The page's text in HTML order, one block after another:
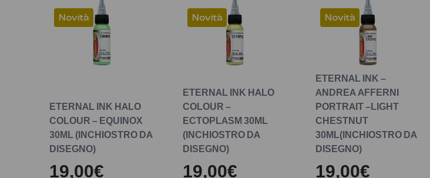
Novità
ETERNAL INK HALO
COLOUR – EQUINOX
30ML (INCHIOSTRO DA
DISEGNO)
19,00€
Novità
ETERNAL INK HALO
COLOUR –
ECTOPLASM 30ML
(INCHIOSTRO DA
DISEGNO)
19,00€
Novità
ETERNAL INK –
ANDREA AFFERNI
PORTRAIT –LIGHT
CHESTNUT
30ML(INCHIOSTRO DA
DISEGNO)
19,00€